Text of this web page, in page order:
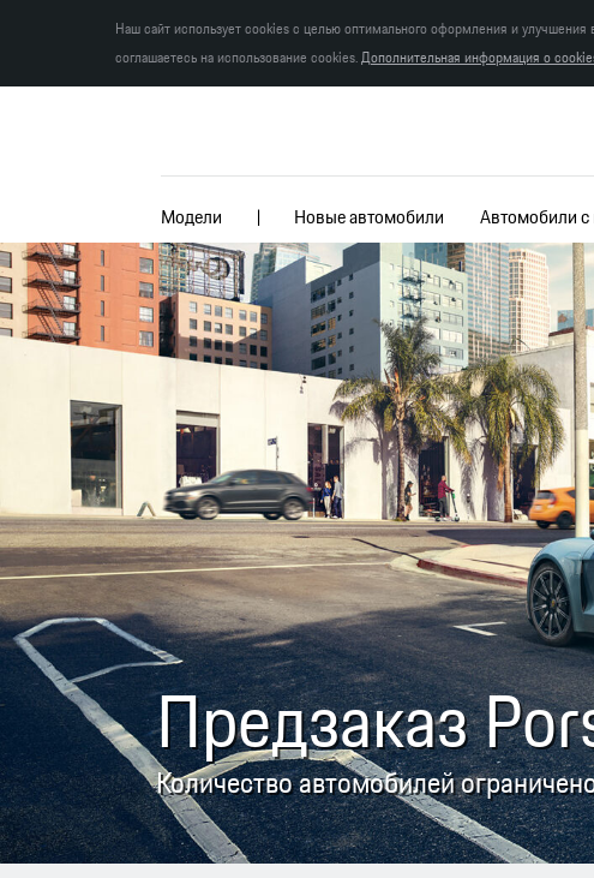
Наш сайт использует cookies с целью оптимального оформления и
соглашаетесь на использование cookies.Дополнительная информация о
Модели Новые автомобили Автомобили
Предзаказ
Количество автомобилей